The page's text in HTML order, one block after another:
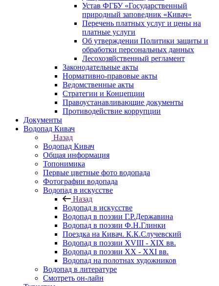
Устав ФГБУ «Государственный
природный заповедник «Кивач»
Перечень платных услуг и цены на
платные услуги
Об утверждении Политики защиты и
обработки персональных данных
Лесохозяйственный регламент
Законодательные акты
Нормативно-правовые акты
Ведомственные акты
Стратегии и Концепции
Правоустанавливающие документы
Противодействие коррупции
Документы
Водопад Кивач
Назад
Водопад Кивач
Общая информация
Топонимика
Первые цветные фото водопада
Фотографии водопада
Водопад в искусстве
Назад
Водопад в искусстве
Водопад в поэзии Г.Р.Державина
Водопад в поэзии Ф.Н.Глинки
Поездка на Кивач. К.К.Случевский
Водопад в поэзии XVIII - XIX вв.
Водопад в поэзии XX - XXI вв.
Водопад на полотнах художников
Водопад в литературе
Смотреть он-лайн